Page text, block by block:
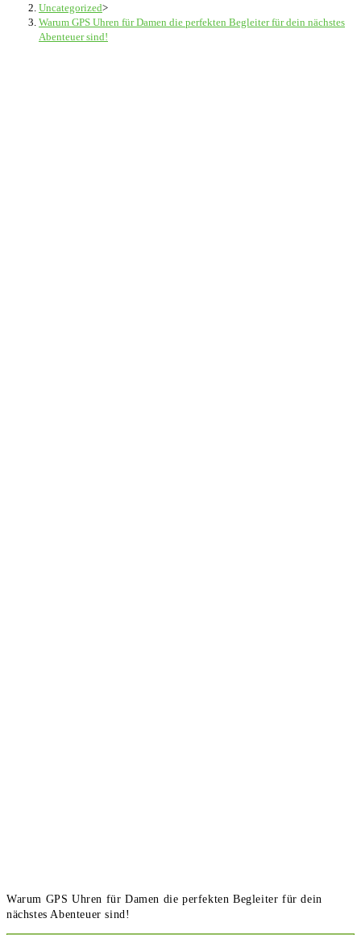
Uncategorized>
Warum GPS Uhren für Damen die perfekten Begleiter für dein nächstes
Abenteuer sind!
Warum GPS Uhren für Damen die perfekten Begleiter für dein
nächstes Abenteuer sind!